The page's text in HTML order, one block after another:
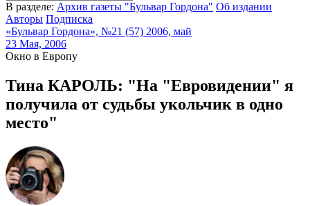
В разделе: Архив газеты "Бульвар Гордона" Об издании
Авторы Подписка
«Бульвар Гордона», №21 (57) 2006, май
23 Мая, 2006
Окно в Европу
Тина КАРОЛЬ: "На "Евровидении" я
получила от судьбы укольчик в одно
место"